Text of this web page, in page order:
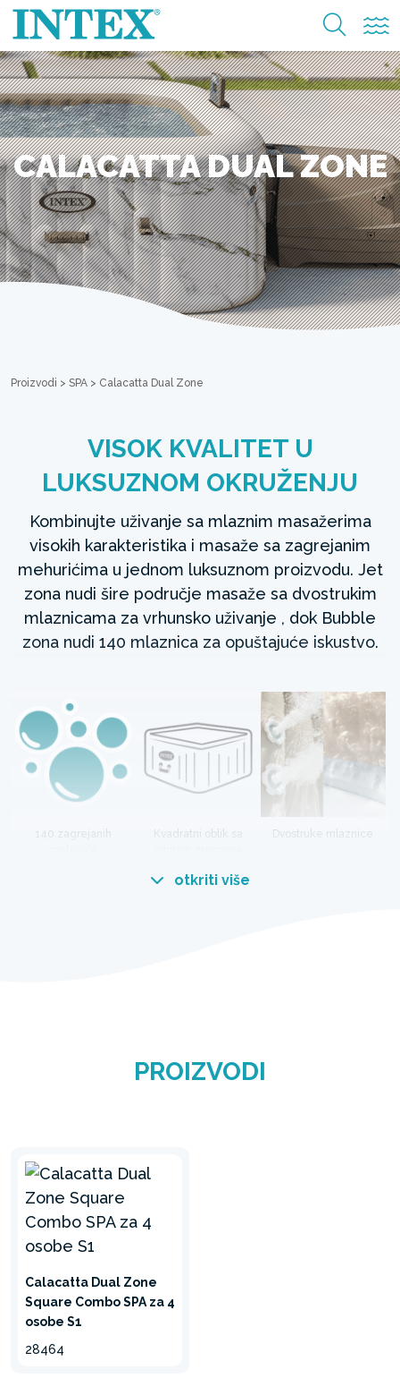
CALACATTA DUAL ZONE
Proizvodi > SPA > Calacatta Dual Zone
VISOK KVALITET U
LUKSUZNOM OKRUŽENJU
Kombinujte uživanje sa mlaznim masažerima
visokih karakteristika i masaže sa zagrejanim
mehurićima u jednom luksuznom proizvodu. Jet
zona nudi šire područje masaže sa dvostrukim
mlaznicama za vrhunsko uživanje , dok Bubble
zona nudi 140 mlaznica za opuštajuće iskustvo.
140 zagrejanih
Kvadratni oblik sa
Dvostruke mlaznice
otkriti više
PROIZVODI
Calacatta Dual Zone
Square Combo SPA za 4
osobe S1
28464